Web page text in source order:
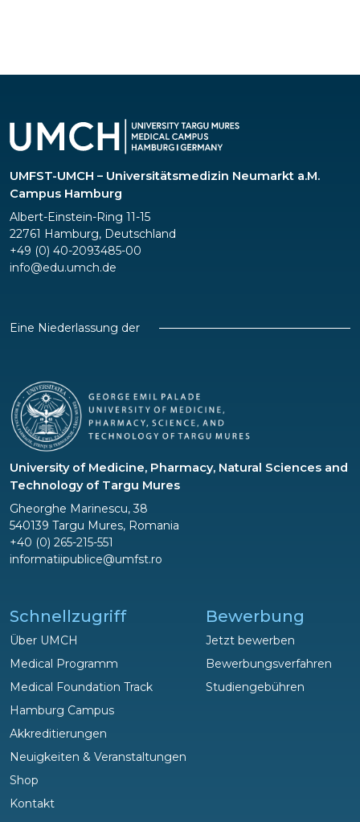
UMFST-UMCH – Universitätsmedizin Neumarkt a.M.
Campus Hamburg
Albert-Einstein-Ring 11-15
22761 Hamburg, Deutschland
+49 (0) 40-2093485-00
info@edu.umch.de
Eine Niederlassung der
University of Medicine, Pharmacy, Natural Sciences and
Technology of Targu Mures
Gheorghe Marinescu, 38
540139 Targu Mures, Romania
+40 (0) 265-215-551
informatiipublice@umfst.ro
Schnellzugriff
Über UMCH
Medical Programm
Medical Foundation Track
Hamburg Campus
Akkreditierungen
Neuigkeiten & Veranstaltungen
Shop
Kontakt
Bewerbung
Jetzt bewerben
Bewerbungsverfahren
Studiengebühren